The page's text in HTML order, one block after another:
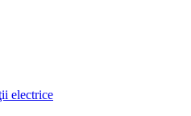
electrice